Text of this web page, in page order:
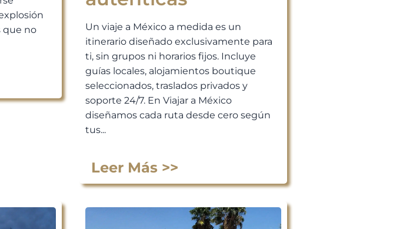
que no
Un viaje a México a medida es un
itinerario diseñado exclusivamente para
ti, sin grupos ni horarios fijos. Incluye
guías locales, alojamientos boutique
seleccionados, traslados privados y
soporte 24/7. En Viajar a México
diseñamos cada ruta desde cero según
tus...
Leer Más >>